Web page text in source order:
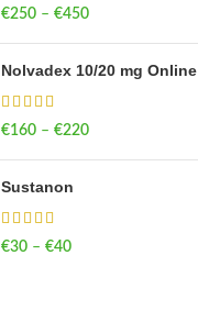
€250 – €450
Nolvadex 10/20 mg Online
€160 – €220
Sustanon
€30 – €40